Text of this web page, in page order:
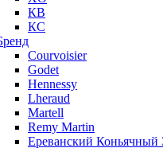
КВ
КС
Courvoisier
Godet
Hennessy
Lheraud
Martell
Remy Martin
Ереванский Коньячный